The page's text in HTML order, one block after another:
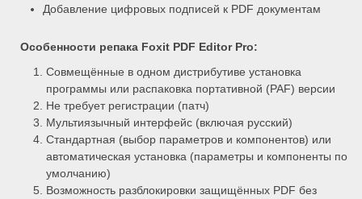
Добавление цифровых подписей к PDF документам
Особенности репака Foxit PDF Editor Pro:
Совмещённые в одном дистрибутиве установка
программы или распаковка портативной (PAF) версии
Не требует регистрации (патч)
Мультиязычный интерфейс (включая русский)
Стандартная (выбор параметров и компонентов) или
автоматическая установка (параметры и компоненты по
умолчанию)
Возможность разблокировки защищённых PDF без